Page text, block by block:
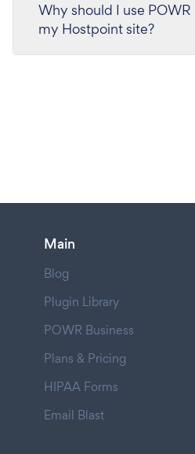
Why should I use
my Hostpoint site?
Main
Blog
Plugin Library
POWR Business
Plans & Pricing
HIPAA Forms
Email Blast